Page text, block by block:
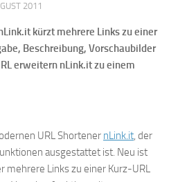
2011
kürzt mehrere Links zu einer
Beschreibung, Vorschaubilder
erweitern nLink.it zu einem
URL Shortener nLink.it, der
ausgestattet ist. Neu ist
mehrere Links zu einer Kurz-URL